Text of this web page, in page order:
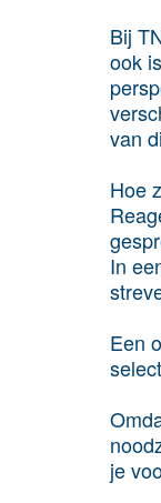
Bij
ook
van
Hoe
In
Een
je